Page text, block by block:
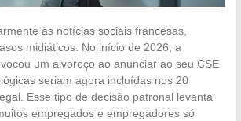
às notícias sociais francesas,
midiáticos. No início de 2026, a
um alvoroço ao anunciar ao seu CSE
seriam agora incluídas nos 20
Esse tipo de decisão patronal levanta
empregados e empregadores só